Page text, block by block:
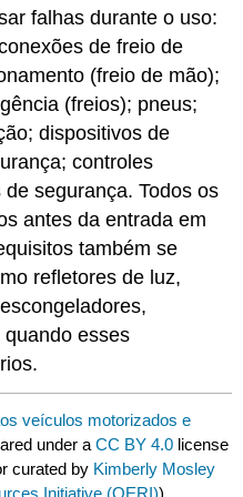
falhas durante o uso:
de freio de
(freio de mão);
(freios); pneus;
dispositivos de
controles
segurança. Todos os
antes da entrada em
também se
refletores de luz,
esses
veículos motorizados e
under aCC BY 4.0 license
curated by Kimberly Mosley
Initiative (OERI)) .